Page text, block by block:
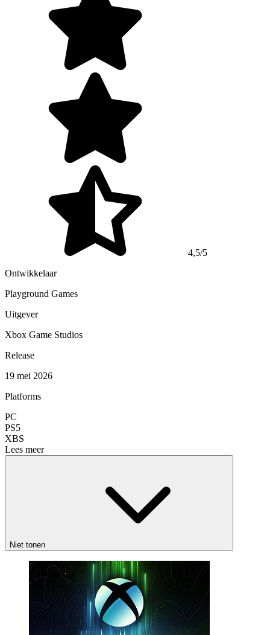
4,5/5
Ontwikkelaar
Playground Games
Uitgever
Xbox Game Studios
Release
19 mei 2026
Platforms
PC
PS5
XBS
Lees meer
Niet tonen